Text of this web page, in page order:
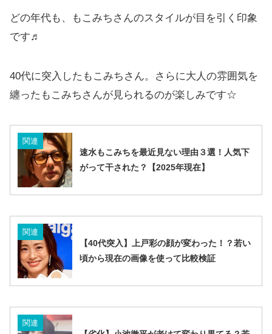
どの年代も、もこみちさんのスタイルが目を引く印象
です♬
40代に突入したもこみちさん。さらに大人の雰囲気を
纏ったもこみちさんが見られるのが楽しみです☆
関連
速水もこみちを最近見ない理由３選！人気下
がって干された？【2025年現在】
関連
【40代突入】上戸彩の顔が変わった！？若い
頃から現在の画像を使って比較検証
関連